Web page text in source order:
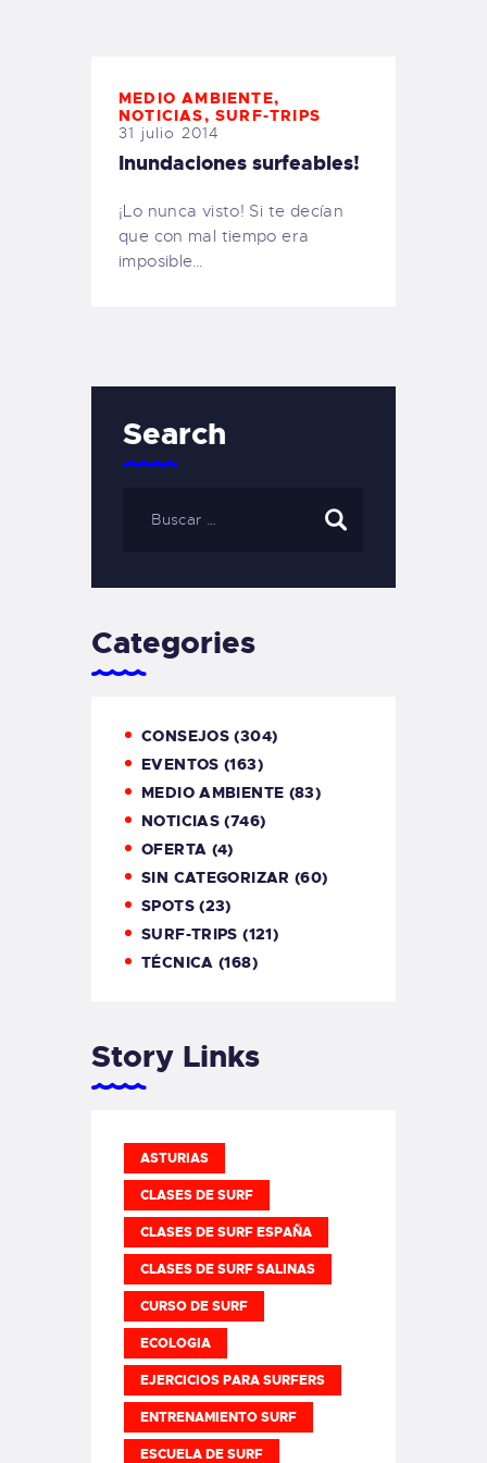
MEDIO AMBIENTE,
NOTICIAS,SURF-TRIPS
31 julio 2014
Inundaciones surfeables!
¡Lo nunca visto! Si te decían
que con mal tiempo era
imposible…
Search
Categories
CONSEJOS (304)
EVENTOS (163)
MEDIO AMBIENTE (83)
NOTICIAS (746)
OFERTA (4)
SIN CATEGORIZAR (60)
SPOTS(23)
SURF-TRIPS (121)
TÉCNICA (168)
Story Links
ASTURIAS
CLASES DE SURF
CLASES DE SURF ESPAÑA
CLASES DE SURF SALINAS
CURSO DE SURF
ECOLOGIA
EJERCICIOS PARA SURFERS
ENTRENAMIENTO SURF
ESCUELA DE SURF